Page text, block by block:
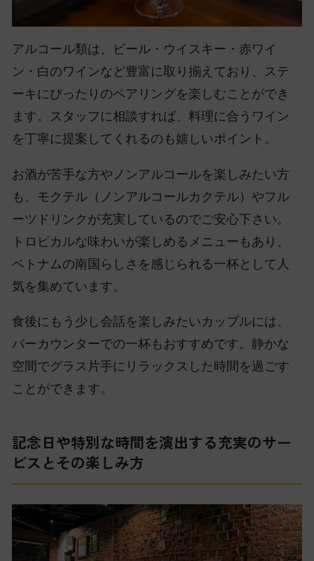
アルコール類は、ビール・ウイスキー・赤ワイ
ン・白のワインなど豊富に取り揃えており、ステ
ーキにぴったりのペアリングを楽しむことができ
ます。スタッフに相談すれば、料理に合うワイン
を丁寧に提案してくれるのも嬉しいポイント。
お酒が苦手な方やノンアルコールを楽しみたい方
も、モクテル（ノンアルコールカクテル）やフル
ーツドリンクが充実しているのでご安心下さい。
トロピカルな味わいが楽しめるメニューもあり、
ベトナムの南国らしさを感じられる一杯として人
気を集めています。
食後にもう少し会話を楽しみたいカップルには、
バーカウンターでの一杯もおすすめです。静かな
空間でグラス片手にリラックスした時間を過ごす
ことができます。
記念日や特別な時間を演出する充実のサー
ビスとその楽しみ方